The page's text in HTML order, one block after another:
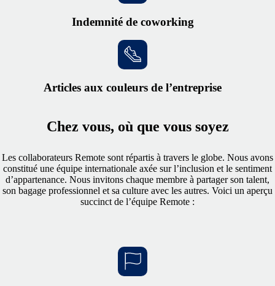
Indemnité de coworking
Articles aux couleurs de l’entreprise
Chez vous, où que vous soyez
Les collaborateurs Remote sont répartis à travers le globe. Nous avons
constitué une équipe internationale axée sur l’inclusion et le sentiment
d’appartenance. Nous invitons chaque membre à partager son talent,
son bagage professionnel et sa culture avec les autres. Voici un aperçu
succinct de l’équipe Remote :